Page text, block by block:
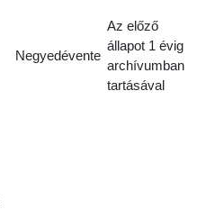
Negyedévente
Az előző
állapot 1 évig
archívumban
tartásával